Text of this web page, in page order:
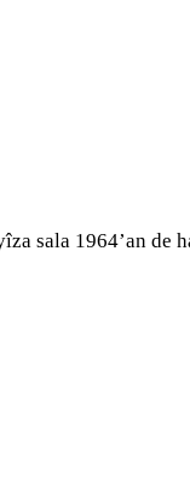
sala 1964’an de